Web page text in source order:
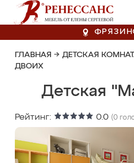
ГЛАВНАЯ → ДЕТСКАЯ
ДВОИХ
Детская
Рейтинг: 0.0 (0